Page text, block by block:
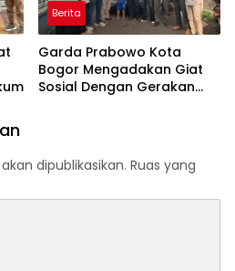
Berita
Garda Prabowo Kota
Bogor Mengadakan Giat
Sosial Dengan Gerakan
dipublikasikan. Ruas yang